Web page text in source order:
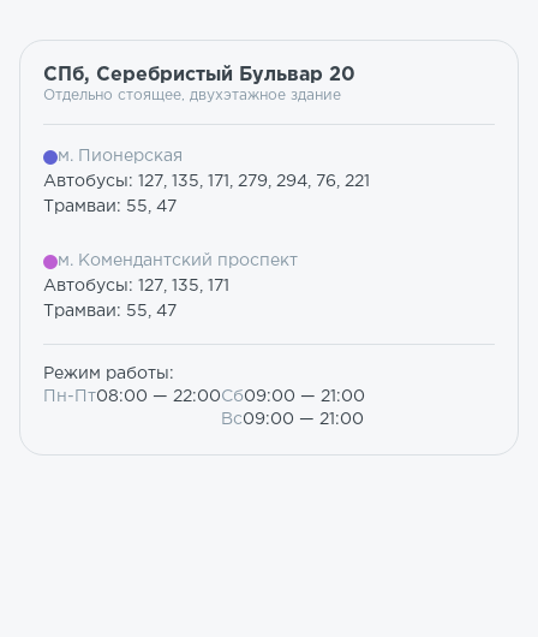
СПб, Серебристый Бульвар 20
Отдельно стоящее, двухэтажное здание
м. Пионерская
Автобусы: 127, 135, 171, 279, 294, 76, 221
Трамваи: 55, 47
м. Комендантский проспект
Автобусы: 127, 135, 171
Трамваи: 55, 47
Режим работы:
Пн-Пт08:00 — 22:00Сб09:00 — 21:00
Вс09:00 — 21:00